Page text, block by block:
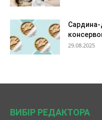
Сардина-
29.08.2025
ВИБІР РЕДАКТОРА